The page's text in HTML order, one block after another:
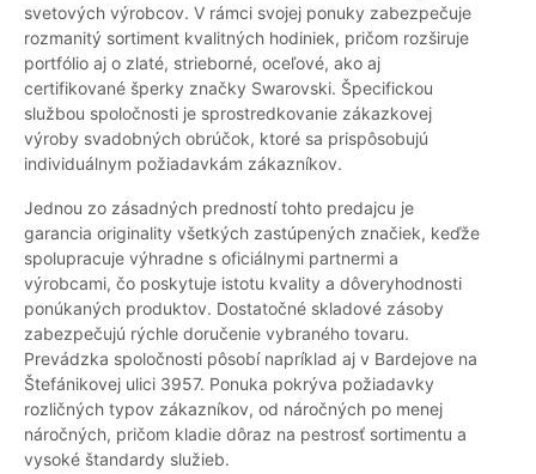
svetových výrobcov. V rámci svojej ponuky zabezpečuje
rozmanitý sortiment kvalitných hodiniek, pričom rozširuje
portfólio aj o zlaté, strieborné, oceľové, ako aj
certifikované šperky značky Swarovski. Špecifickou
službou spoločnosti je sprostredkovanie zákazkovej
výroby svadobných obrúčok, ktoré sa prispôsobujú
individuálnym požiadavkám zákazníkov.
Jednou zo zásadných predností tohto predajcu je
garancia originality všetkých zastúpených značiek, keďže
spolupracuje výhradne s oficiálnymi partnermi a
výrobcami, čo poskytuje istotu kvality a dôveryhodnosti
ponúkaných produktov. Dostatočné skladové zásoby
zabezpečujú rýchle doručenie vybraného tovaru.
Prevádzka spoločnosti pôsobí napríklad aj v Bardejove na
Štefánikovej ulici 3957. Ponuka pokrýva požiadavky
rozličných typov zákazníkov, od náročných po menej
náročných, pričom kladie dôraz na pestrosť sortimentu a
vysoké štandardy služieb.